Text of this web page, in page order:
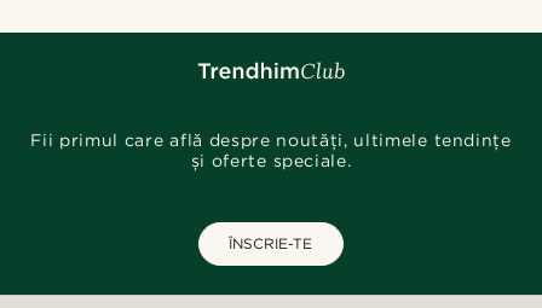
Fii primul care află despre noutăți, ultimele tendințe
și oferte speciale.
ÎNSCRIE-TE